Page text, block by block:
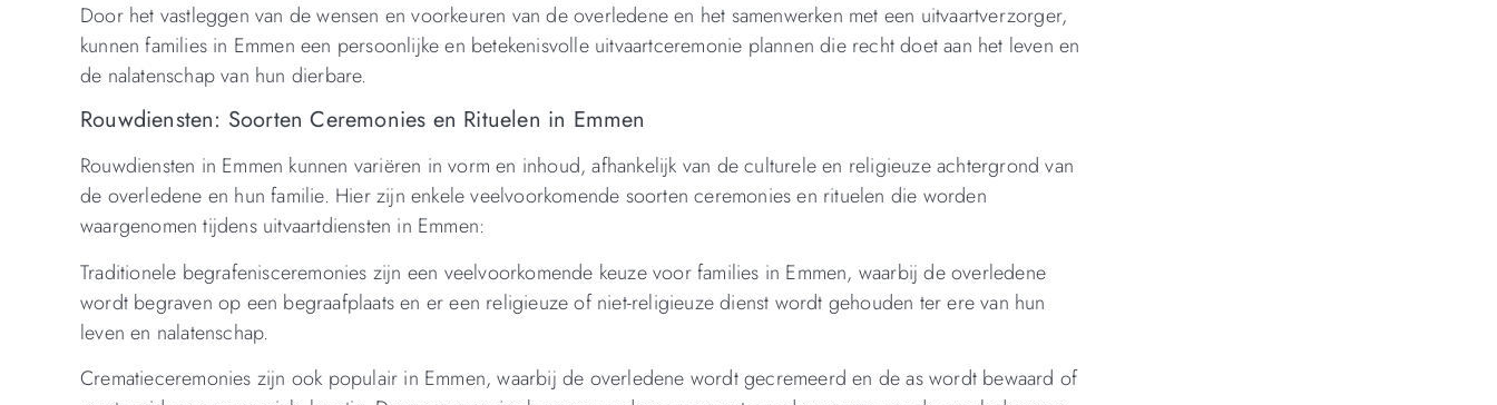
Door het vastleggen van de wensen en voorkeuren van de overledene en het samenwerken met een uitvaartverzorger,
kunnen families in Emmen een persoonlijke en betekenisvolle uitvaartceremonie plannen die recht doet aan het leven en
de nalatenschap van hun dierbare.
Rouwdiensten: Soorten Ceremonies en Rituelen in Emmen
Rouwdiensten in Emmen kunnen variëren in vorm en inhoud, afhankelijk van de culturele en religieuze achtergrond van
de overledene en hun familie. Hier zijn enkele veelvoorkomende soorten ceremonies en rituelen die worden
waargenomen tijdens uitvaartdiensten in Emmen:
Traditionele begrafenisceremonies zijn een veelvoorkomende keuze voor families in Emmen, waarbij de overledene
wordt begraven op een begraafplaats en er een religieuze of niet-religieuze dienst wordt gehouden ter ere van hun
leven en nalatenschap.
Crematieceremonies zijn ook populair in Emmen, waarbij de overledene wordt gecremeerd en de as wordt bewaard of